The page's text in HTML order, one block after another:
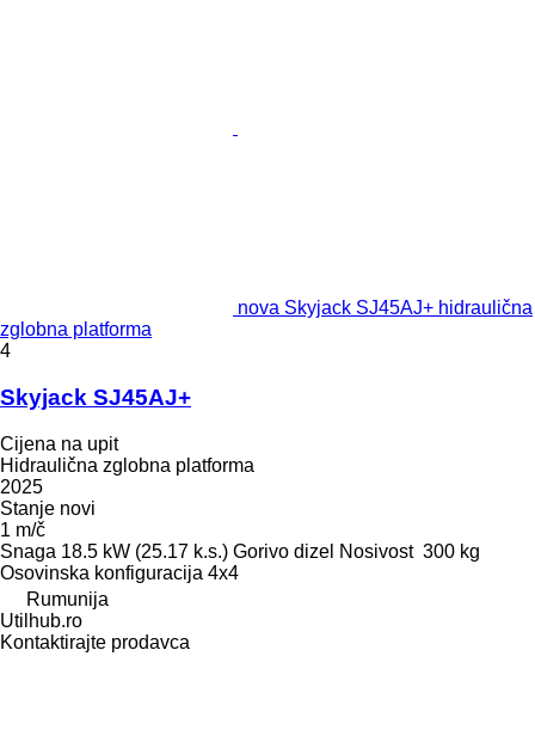
nova Skyjack SJ45AJ+ hidraulična
zglobna platforma
4
Skyjack SJ45AJ+
Cijena na upit
Hidraulična zglobna platforma
2025
Stanje novi
1 m/č
Snaga 18.5 kW (25.17 k.s.) Gorivo dizel Nosivost 300 kg
Osovinska konfiguracija 4x4
Rumunija
Utilhub.ro
Kontaktirajte prodavca